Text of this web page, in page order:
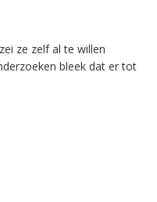
ze zelf al te willen
bleek dat er tot